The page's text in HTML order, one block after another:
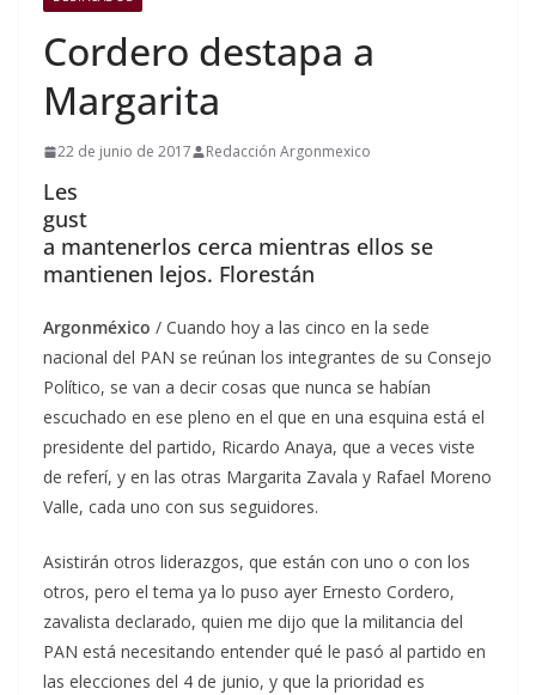
Cordero destapa a
Margarita
22 de junio de 2017 Redacción Argonmexico
Les
gust
a mantenerlos cerca mientras ellos se
mantienen lejos. Florestán
Argonméxico / Cuando hoy a las cinco en la sede
nacional del PAN se reúnan los integrantes de su Consejo
Político, se van a decir cosas que nunca se habían
escuchado en ese pleno en el que en una esquina está el
presidente del partido, Ricardo Anaya, que a veces viste
de referí, y en las otras Margarita Zavala y Rafael Moreno
Valle, cada uno con sus seguidores.
Asistirán otros liderazgos, que están con uno o con los
otros, pero el tema ya lo puso ayer Ernesto Cordero,
zavalista declarado, quien me dijo que la militancia del
PAN está necesitando entender qué le pasó al partido en
las elecciones del 4 de junio, y que la prioridad es